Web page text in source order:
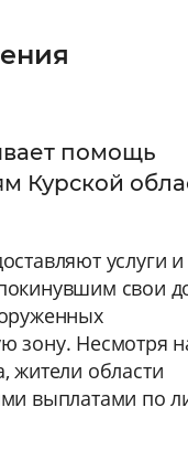
С засечками
помощь
Курской
услуги и
свои
зону. Несмотря
жители области
выплатами по